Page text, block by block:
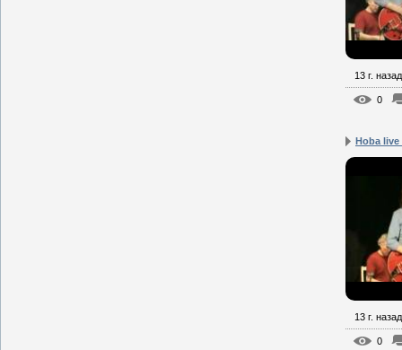
13 г. назад
0
Hoba live
13 г. назад
0